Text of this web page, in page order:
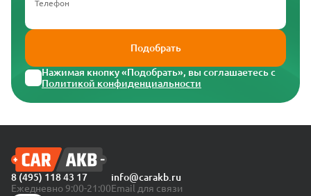
Телефон
Подобрать
Нажимая кнопку «Подобрать», вы соглашаетесь с
Политикой конфиденциальности
8 (495) 118 43 17
Ежедневно 9:00-21:00
info@carakb.ru
Email для связи